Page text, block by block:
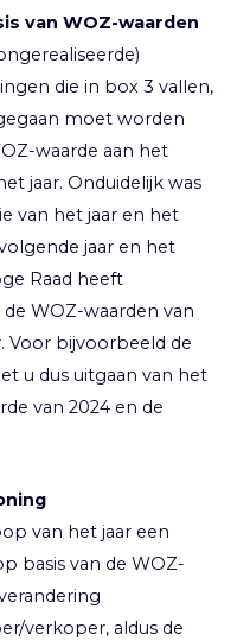
van WOZ-waarden
die in box 3 vallen,
moet worden
waarde aan het
jaar. Onduidelijk was
van het jaar en het
jaar en het
Raad heeft
WOZ-waarden van
Voor bijvoorbeeld de
u dus uitgaan van het
van 2024 en de
van het jaar een
basis van de WOZ-
verkoper, aldus de